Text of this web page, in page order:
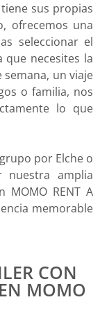
sus propias
ofrecemos una
seleccionar el
que necesites la
un viaje
o familia, nos
lo que
por Elche o
nuestra amplia
MOMO RENT A
memorable
CON
MOMO